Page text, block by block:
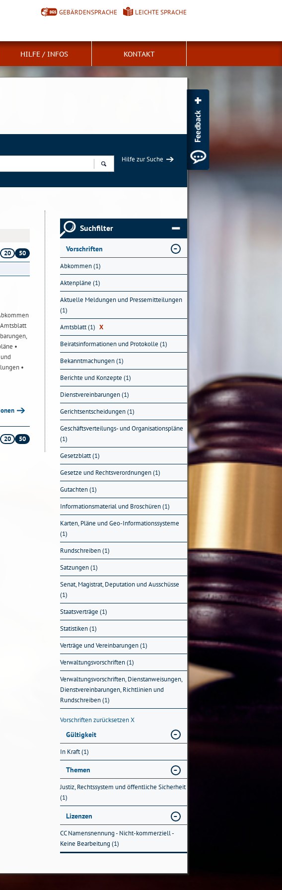
GEBÄRDENSPRACHE LEICHTE SPRACHE
HILFE / INFOS KONTAKT
Hilfe zur Suche
20
50
•
•
20 50
Suchfilter
Vorschriften
Abkommen (1)
Aktenpläne (1)
Aktuelle Meldungen und Pressemitteilungen
(1)
Amtsblatt (1) X
Beiratsinformationen und Protokolle (1)
Bekanntmachungen (1)
Berichte und Konzepte (1)
Dienstvereinbarungen (1)
Gerichtsentscheidungen (1)
Geschäftsverteilungs- und Organisationspläne
(1)
Gesetzblatt (1)
Gesetze und Rechtsverordnungen (1)
Gutachten (1)
Informationsmaterial und Broschüren (1)
Karten, Pläne und Geo-Informationssysteme
(1)
Rundschreiben (1)
Satzungen (1)
Senat, Magistrat, Deputation und Ausschüsse
(1)
Staatsverträge (1)
Statistiken (1)
Verträge und Vereinbarungen (1)
Verwaltungsvorschriften (1)
Verwaltungsvorschriften, Dienstanweisungen,
Dienstvereinbarungen, Richtlinien und
Rundschreiben (1)
Vorschriften zurücksetzenX
Gültigkeit
In Kraft (1)
Themen
Justiz, Rechtssystem und öffentliche Sicherheit
(1)
Lizenzen
CC Namensnennung - Nicht-kommerziell -
Keine Bearbeitung (1)